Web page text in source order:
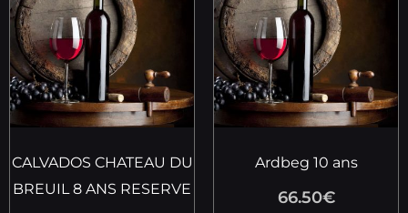
CALVADOS CHATEAU DU
BREUIL 8 ANS RESERVE
Ardbeg 10 ans
66.50€